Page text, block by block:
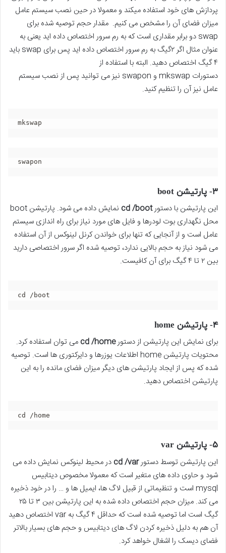
پردازش های خود استفاده میکند و معمولا در حین نصب سیستم عامل
میزان فضای آن را مشخص می کنیم. مقدار حجم توصیه شده برای
swap دو برابر مقداری است که به رم سرور اختصاص داده اید یعنی به
عنوان مثال اگر ۲گیگ به رم سرور اختصاص داده اید پس برای swap باید
۴ گیگ اختصاص دهید. البته با استفاده از
دستورات mkswap و swapon نیز می توانید پس از نصب سیستم
عامل نیز آن را تنظیم کنید.
mkswap
swapon
۳- پارتیشن boot
این پارتیشن با دستورcd /boot
نمایش داده می شود. پارتیشن boot
محل نگهداری بوت لودرها و فایل های مورد نیاز برای راه اندازی سیستم
عامل است و از آنجایی که تنها برای خواندن کرنل لینوکس از آن استفاده
می شود نیاز به حجم بالایی ندارد، توصیه شده اگر سرور اختصاصی دارید
بین ۲ تا ۴ گیگ برای آن کافیست.
cd /boot
۴- پارتیشن home
برای نمایش این پارتیشن از دستورcd /homeمی توان استفاده کرد.
محتویات پارتیشن home اطلاعات یوزرها و دایرکتوری ها است. توصیه
شده که پس از ایجاد پارتیشن های دیگر میزان فضای مانده را به این
پارتیشن اختصاص دهید.
cd /home
۵- پارتیشن var
این پارتیشن توسط دستورcd /varدر محیط لینوکس نمایش داده می
شود و حاوی داده های متغیر است که معمولا مخصوص دیتابیس
mysql است و تنظیماتی از قبیل لاگ ها، ایمیل ها و … را در خود ذخیره
می کند. میزان حجم اختصاص داده شده به این پارتیشن بین ۳ تا ۲۵
گیگ است اما توصیه شده است که حداقل ۴ گیگ به var اختصاص دهید
آن هم به دلیل ذخیره کردن لاگ های دیتابیس و حجم های بسیار بالاتر
فضای دیسک را اشغال خواهد کرد.